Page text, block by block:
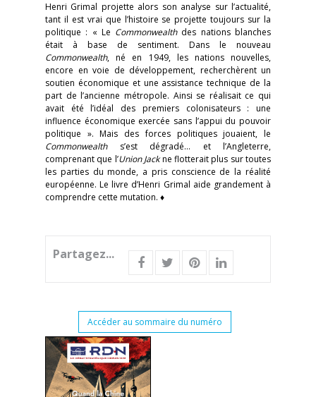
Henri Grimal projette alors son analyse sur l’actualité,
tant il est vrai que l’histoire se projette toujours sur la
politique : « Le Commonwealthdes nations blanches
était à base de sentiment. Dans le nouveau
Commonwealth, né en 1949, les nations nouvelles,
encore en voie de développement, recherchèrent un
soutien économique et une assistance technique de la
part de l’ancienne métropole. Ainsi se réalisait ce qui
avait été l’idéal des premiers colonisateurs : une
influence économique exercée sans l’appui du pouvoir
politique ». Mais des forces politiques jouaient, le
Commonwealths’est dégradé… et l’Angleterre,
comprenant que l’Union Jackne flotterait plus sur toutes
les parties du monde, a pris conscience de la réalité
européenne. Le livre d’Henri Grimal aide grandement à
comprendre cette mutation. ♦
Partagez...
Accéder au sommaire du numéro